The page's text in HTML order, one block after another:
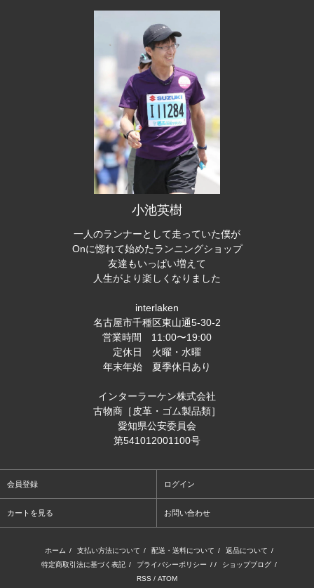
小池英樹
一人のランナーとして走っていた僕が
Onに惚れて始めたランニングショップ
友達もいっぱい増えて
人生がより楽しくなりました
interlaken
名古屋市千種区東山通5-30-2
営業時間 11:00〜19:00
定休日 火曜・水曜
年末年始 夏季休日あり
インターラーケン株式会社
古物商［皮革・ゴム製品類］
愛知県公安委員会
第541012001100号
会員登録 ログイン
カートを見る お問い合わせ
ホーム / 支払い方法について / 配送・送料について / 返品について /
特定商取引法に基づく表記 / プライバシーポリシー / / ショップブログ /
RSS / ATOM